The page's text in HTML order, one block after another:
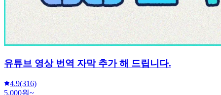
유튜브 영상 번역 자막 추가 해 드립니다.
4.9(316)
5,000원~